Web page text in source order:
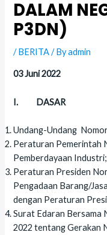
DALAM
P3DN)
/BERITA/ Byadmin
03 Juni 2022
I. DASAR
Undang-Undang
Peraturan Pemerintah
Pemberdayaan Industri;
Peraturan Presiden
Pengadaan Barang/
dengan Peraturan
Surat Edaran Bersama
2022 tentang Gerakan